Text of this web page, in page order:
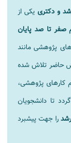
و دکتری یکی از
صفر تا صد پایان
پژوهشی مانند
حاضر تلاش شده
کارهای پژوهشی،
تا دانشجویان
را جهت پیشبرد